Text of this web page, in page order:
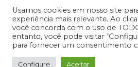
Desenvolvido por
Usamos cookies em nosso site
experiência mais relevante. Ao
você concorda com o uso de
entanto, você pode visitar
para fornecer um consentimento
Configure Aceitar